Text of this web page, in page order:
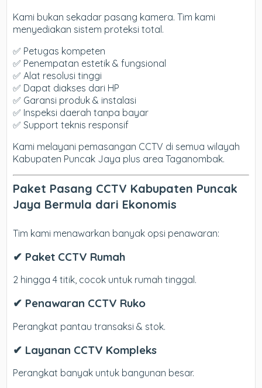
Kami bukan sekadar pasang kamera. Tim kami
menyediakan sistem proteksi total.
✅ Petugas kompeten
✅ Penempatan estetik & fungsional
✅ Alat resolusi tinggi
✅ Dapat diakses dari HP
✅ Garansi produk & instalasi
✅ Inspeksi daerah tanpa bayar
✅ Support teknis responsif
Kami melayani pemasangan CCTV di semua wilayah
Kabupaten Puncak Jaya plus area Taganombak.
Paket Pasang CCTV Kabupaten Puncak
Jaya Bermula dari Ekonomis
Tim kami menawarkan banyak opsi penawaran:
✔ Paket CCTV Rumah
2 hingga 4 titik, cocok untuk rumah tinggal.
✔ Penawaran CCTV Ruko
Perangkat pantau transaksi & stok.
✔ Layanan CCTV Kompleks
Perangkat banyak untuk bangunan besar.